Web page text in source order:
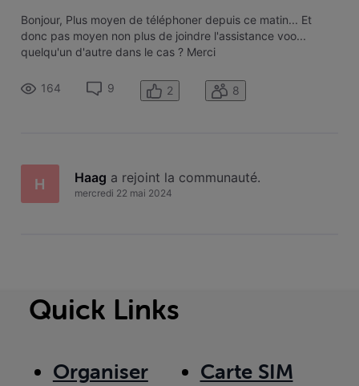
Bonjour, Plus moyen de téléphoner depuis ce matin... Et
donc pas moyen non plus de joindre l'assistance voo...
quelqu'un d'autre dans le cas ? Merci
164 9 2 8
H Haag a rejoint la communauté.
mercredi 22 mai 2024
Quick Links
Organiser Carte SIM